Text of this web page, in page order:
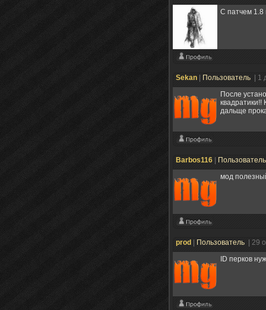
С патчем 1.8
Sekan Пользователь
| 1
После
квадратики!!
дальще
Barbos116
мод
prod Пользователь
| 29
ID перков